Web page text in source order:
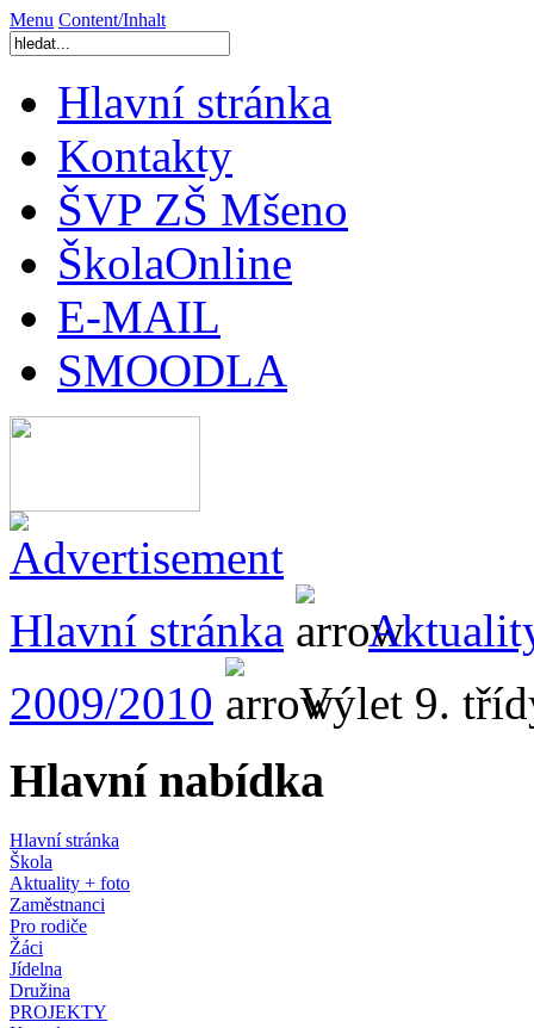
Menu Content/Inhalt
Hlavní stránka
Kontakty
ŠVP ZŠ Mšeno
ŠkolaOnline
E-MAIL
SMOODLA
Hlavní stránka
2009/2010
Výlet 9.
Hlavní nabídka
Hlavní stránka
Škola
Aktuality + foto
Zaměstnanci
Pro rodiče
Žáci
Jídelna
Družina
PROJEKTY